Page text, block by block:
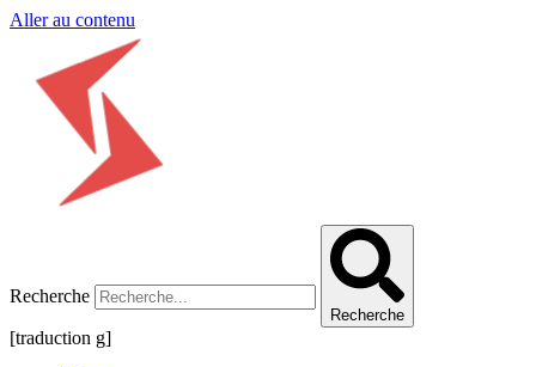
Aller au contenu
Recherche
Recherche
[traduction g]